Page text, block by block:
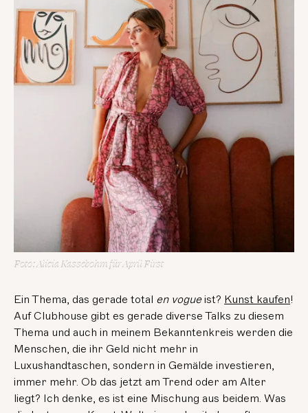
Foto: Alicia Kassebohm für April First
Ein Thema, das gerade total en vogueist? Kunst kaufen!
Auf Clubhouse gibt es gerade diverse Talks zu diesem
Thema und auch in meinem Bekanntenkreis werden die
Menschen, die ihr Geld nicht mehr in
Luxushandtaschen, sondern in Gemälde investieren,
immer mehr. Ob das jetzt am Trend oder am Alter
liegt? Ich denke, es ist eine Mischung aus beidem. Was